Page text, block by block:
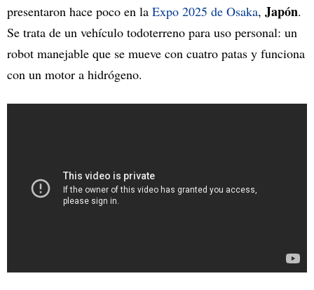
presentaron hace poco en la Expo 2025 de Osaka, Japón.
Se trata de un vehículo todoterreno para uso personal: un
robot manejable que se mueve con cuatro patas y funciona
con un motor a hidrógeno.